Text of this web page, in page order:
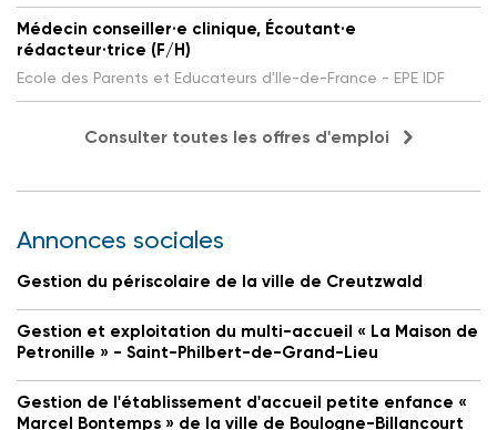
Médecin conseiller·e clinique, Écoutant·e
rédacteur·trice (F/H)
Ecole des Parents et Educateurs d'Ile-de-France - EPE IDF
Consulter toutes les offres d'emploi
Annonces sociales
Gestion du périscolaire de la ville de Creutzwald
Gestion et exploitation du multi-accueil « La Maison de
Petronille » - Saint-Philbert-de-Grand-Lieu
Gestion de l'établissement d'accueil petite enfance «
Marcel Bontemps » de la ville de Boulogne-Billancourt